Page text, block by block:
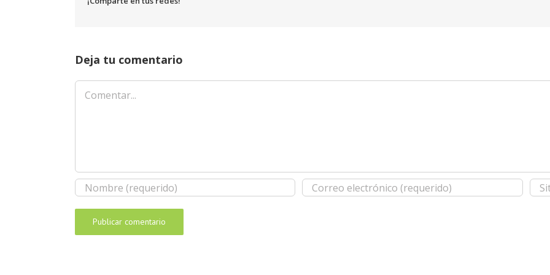
Deja tu comentario
Comentar